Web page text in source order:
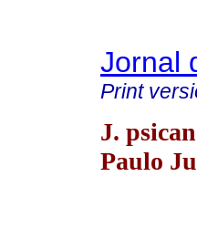
Jornal
Print
J.
Paulo